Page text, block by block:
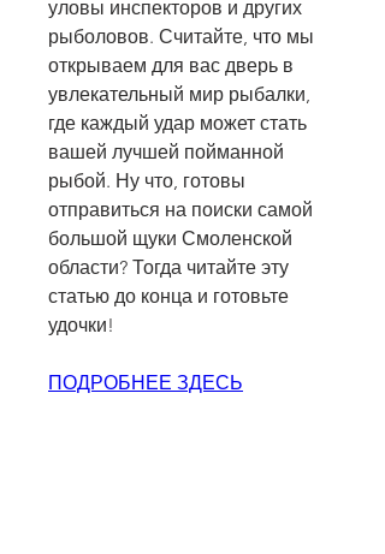
уловы инспекторов и других
рыболовов. Считайте, что мы
открываем для вас дверь в
увлекательный мир рыбалки,
где каждый удар может стать
вашей лучшей пойманной
рыбой. Ну что, готовы
отправиться на поиски самой
большой щуки Смоленской
области? Тогда читайте эту
статью до конца и готовьте
удочки!
ПОДРОБНЕЕ ЗДЕСЬ